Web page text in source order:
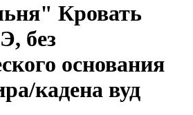
Кровать
без
основания
кадена вуд